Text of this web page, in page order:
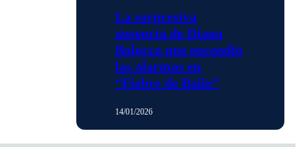
La sorpresiva
ausencia de Diana
Bolocco que encendió
las alarmas en
“Fiebre de Baile”
14/01/2026